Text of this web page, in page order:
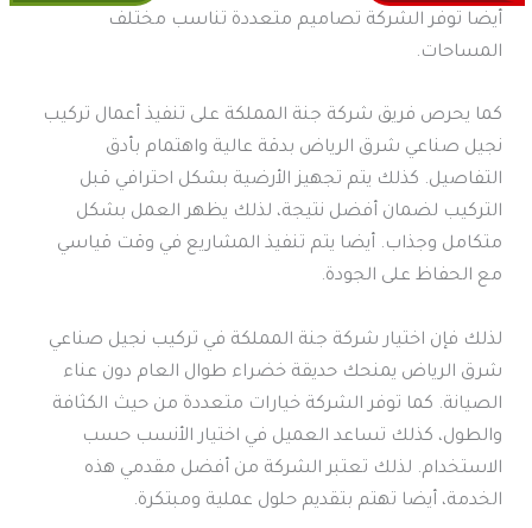
أيضا توفر الشركة تصاميم متعددة تناسب مختلف
المساحات.
كما يحرص فريق شركة جنة المملكة على تنفيذ أعمال تركيب
نجيل صناعي شرق الرياض بدقة عالية واهتمام بأدق
التفاصيل. كذلك يتم تجهيز الأرضية بشكل احترافي قبل
التركيب لضمان أفضل نتيجة، لذلك يظهر العمل بشكل
متكامل وجذاب. أيضا يتم تنفيذ المشاريع في وقت قياسي
مع الحفاظ على الجودة.
لذلك فإن اختيار شركة جنة المملكة في تركيب نجيل صناعي
شرق الرياض يمنحك حديقة خضراء طوال العام دون عناء
الصيانة. كما توفر الشركة خيارات متعددة من حيث الكثافة
والطول، كذلك تساعد العميل في اختيار الأنسب حسب
الاستخدام. لذلك تعتبر الشركة من أفضل مقدمي هذه
الخدمة، أيضا تهتم بتقديم حلول عملية ومبتكرة.